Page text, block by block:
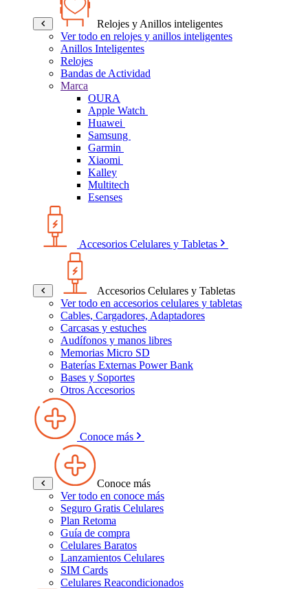
Relojes y Anillos inteligentes
Ver todo en relojes y anillos inteligentes
Anillos Inteligentes
Relojes
Bandas de Actividad
Marca
OURA
Apple Watch
Huawei
Samsung
Garmin
Xiaomi
Kalley
Multitech
Esenses
Accesorios Celulares y Tabletas
Accesorios Celulares y Tabletas
Ver todo en accesorios celulares y tabletas
Cables, Cargadores, Adaptadores
Carcasas y estuches
Audífonos y manos libres
Memorias Micro SD
Baterías Externas Power Bank
Bases y Soportes
Otros Accesorios
Conoce más
Conoce más
Ver todo en conoce más
Seguro Gratis Celulares
Plan Retoma
Guía de compra
Celulares Baratos
Lanzamientos Celulares
SIM Cards
Celulares Reacondicionados